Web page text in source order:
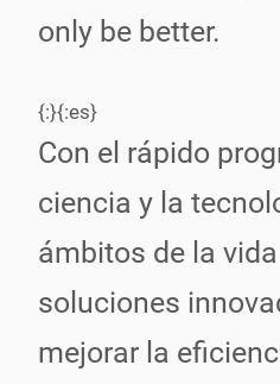
only be better.
{:}{:es}
Con el rápido
ciencia y la
ámbitos de la
soluciones
mejorar la